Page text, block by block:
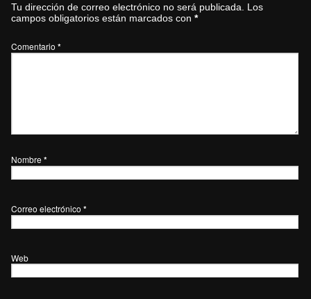
Tu dirección de correo electrónico no será publicada.
Los
campos obligatorios están marcados con *
Comentario *
Nombre *
Correo electrónico *
Web